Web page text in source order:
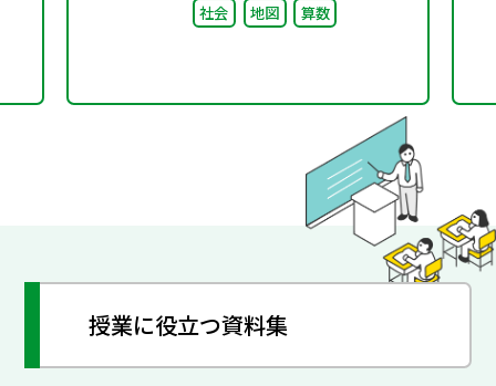
社会
地図 算数
授業に役立つ資料集